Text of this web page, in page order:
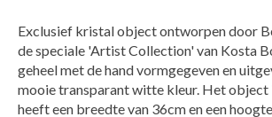
Exclusief kristal object ontworpen door
de speciale 'Artist Collection' van Kosta
geheel met de hand vormgegeven en
mooie transparant witte kleur. Het object
heeft een breedte van 36cm en een